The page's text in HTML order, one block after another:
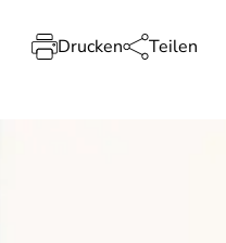
Drucken Teilen